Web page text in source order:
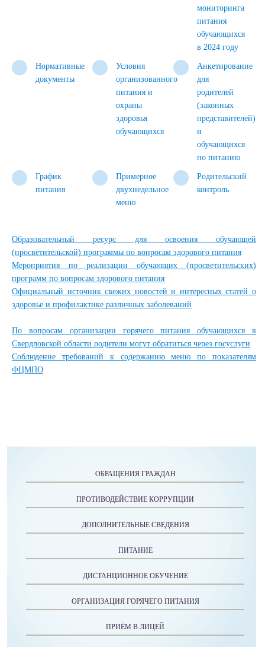
мониторинга
питания
обучающихся
в 2024 году
Нормативные
документы
Условия
организованного
питания и
охраны
здоровья
обучающихся
Анкетирование
для
родителей
(законных
представителей)
и
обучающихся
по питанию
График
питания
Примерное
двухнедельное
меню
Родительский
контроль
Образовательный ресурс для освоения обучающей
(просветительской) программы по вопросам здорового питания
Мероприятия по реализации обучающих (просветительских)
программ по вопросам здорового питания
Официальный источник свежих новостей и интересных статей о
здоровье и профилактике различных заболеваний
По вопросам организации горячего питания обучающихся в
Свердловской области родители могут обратиться через госуслуги
Соблюдение требований к содержанию меню по показателям
ФЦМПО
ОБРАЩЕНИЯ ГРАЖДАН
ПРОТИВОДЕЙСТВИЕ КОРРУПЦИИ
ДОПОЛНИТЕЛЬНЫЕ СВЕДЕНИЯ
ПИТАНИЕ
ДИСТАНЦИОННОЕ ОБУЧЕНИЕ
ОРГАНИЗАЦИЯ ГОРЯЧЕГО ПИТАНИЯ
ПРИЁМ В ЛИЦЕЙ